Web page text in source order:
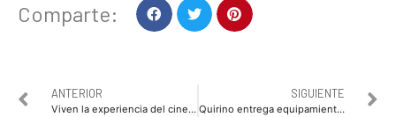
Comparte:
ANTERIOR
Viven la experiencia del cine menores del programa de Pannasir de DIF Sinaloa
SIGUIENTE
Quirino entrega equipamiento a sindicaturas de Sinaloa